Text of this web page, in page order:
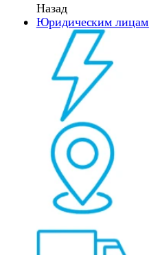
Назад
Юридическим лицам